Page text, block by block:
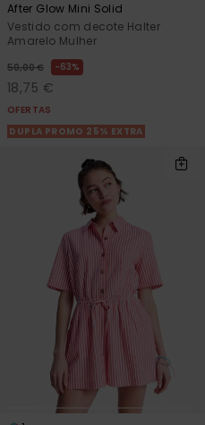
After Glow Mini Solid
Vestido com decote Halter
Amarelo Mulher
50,00 € 63%
18,75 €
OFERTAS
DUPLA PROMO 25% EXTRA